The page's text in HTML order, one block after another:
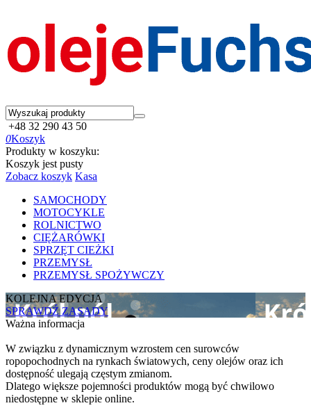
+48 32 290 43 50
0Koszyk
Produkty w koszyku:
Koszyk jest pusty
Zobacz koszyk Kasa
SAMOCHODY
MOTOCYKLE
ROLNICTWO
CIĘŻARÓWKI
SPRZĘT CIEŻKI
PRZEMYSŁ
PRZEMYSŁ SPOŻYWCZY
KOLEJNA EDYCJA
SPRAWDŹ ZASADY
Ważna informacja
W związku z dynamicznym wzrostem cen surowców
ropopochodnych na rynkach światowych, ceny olejów oraz ich
dostępność ulegają częstym zmianom.
Dlatego większe pojemności produktów mogą być chwilowo
niedostępne w sklepie online.